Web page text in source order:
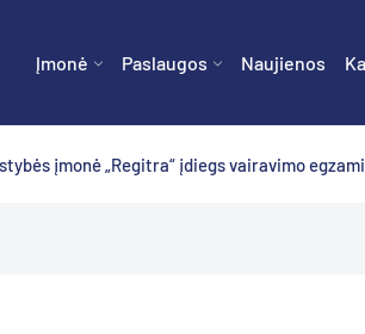
Įmonė Paslaugos Naujienos
įmonė „Regitra“ įdiegs vairavimo